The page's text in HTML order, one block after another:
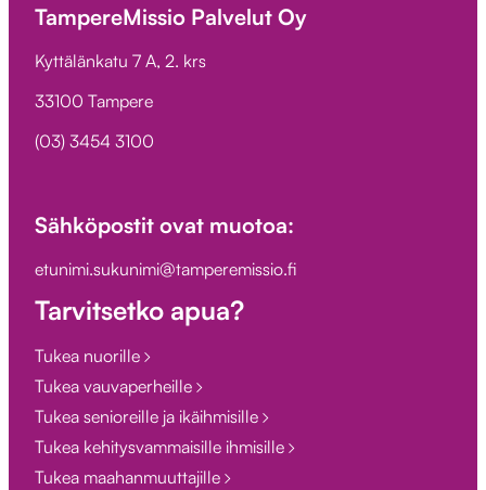
TampereMissio Palvelut Oy
Kyttälänkatu 7 A, 2. krs
33100 Tampere
(03) 3454 3100
Sähköpostit ovat muotoa:
etunimi.sukunimi@tamperemissio.fi
Tarvitsetko apua?
Tukea nuorille
Tukea vauvaperheille
Tukea senioreille ja ikäihmisille
Tukea kehitysvammaisille ihmisille
Tukea maahanmuuttajille